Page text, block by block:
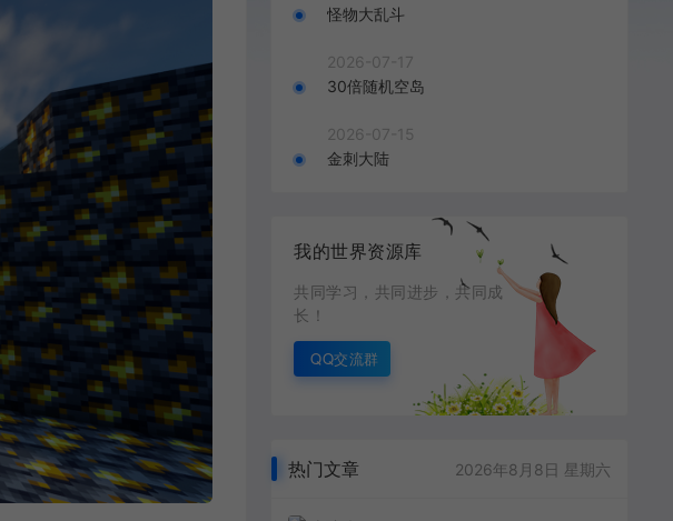
怪物大乱斗
2026-07-17
30倍随机空岛
2026-07-15
金刺大陆
我的世界资源库
共同学习，共同进步，共同成
长！
QQ交流群
热门文章 2026年8月8日 星期六